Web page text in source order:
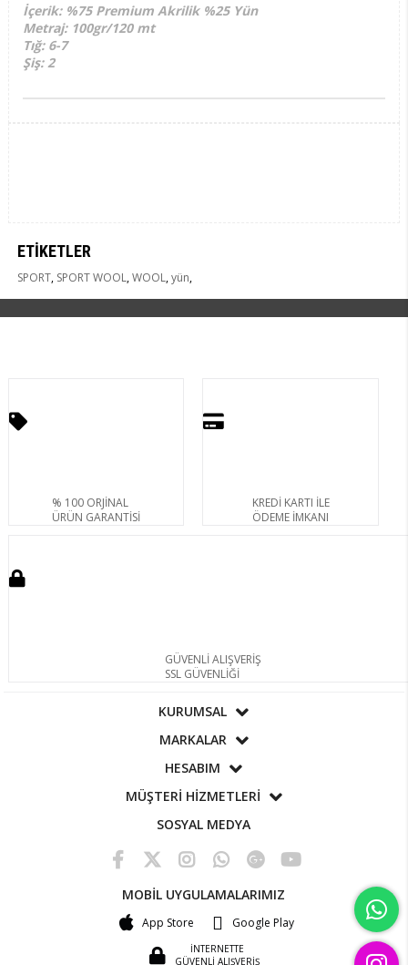
İçerik: %75 Premium Akrilik %25 Yün
Metraj: 100gr/120 mt
Tığ: 6-7
Şiş: 2
ETIKETLER
SPORT, SPORT WOOL, WOOL, yün,
% 100 ORJİNAL
ÜRÜN GARANTİSİ
KREDİ KARTI İLE
ÖDEME İMKANI
GÜVENLİ ALIŞVERİŞ
SSL GÜVENLİĞİ
KURUMSAL
MARKALAR
HESABIM
MÜŞTERİ HİZMETLERİ
SOSYAL MEDYA
MOBİL UYGULAMALARIMIZ
App Store Google Play
İNTERNETTE
GÜVENLİ ALIŞVERİŞ